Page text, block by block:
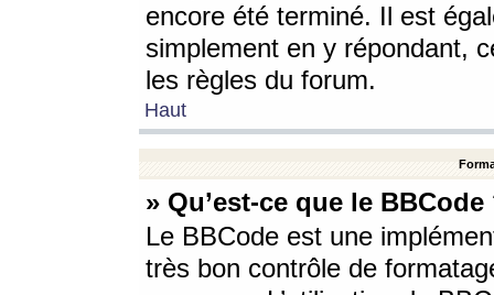
encore été terminé. Il est
simplement en y répondant,
les règles du forum.
Haut
» Qu’est-ce que le BBCode
Le BBCode est une
très bon contrôle de